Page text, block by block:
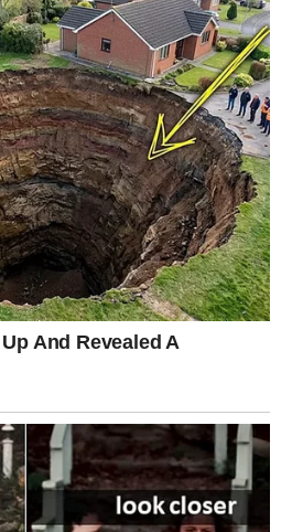
kojeg ćete konačno pronaći
vas dugo prati.